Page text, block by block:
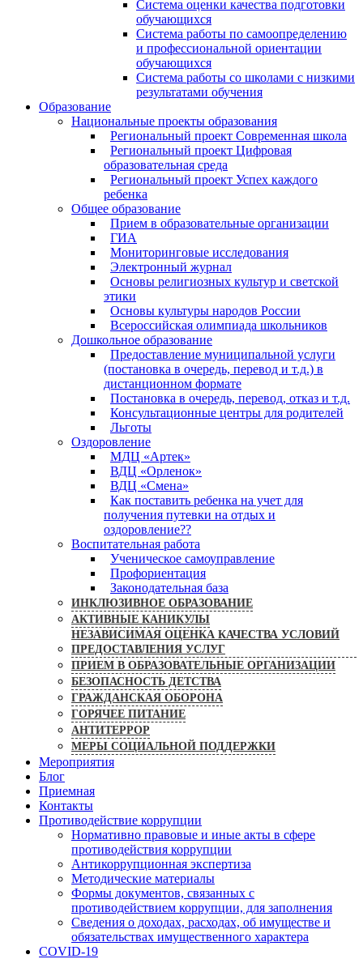
Система оценки качества подготовки
обучающихся
Система работы по самоопределению
и профессиональной ориентации
обучающихся
Система работы со школами с низкими
результатами обучения
Образование
Национальные проекты образования
Региональный проект Современная школа
Региональный проект Цифровая
образовательная среда
Региональный проект Успех каждого
ребенка
Общее образование
Прием в образовательные организации
ГИА
Мониторинговые исследования
Электронный журнал
Основы религиозных культур и светской
этики
Основы культуры народов России
Всероссийская олимпиада школьников
Дошкольное образование
Предоставление муниципальной услуги
(постановка в очередь, перевод и т.д.) в
дистанционном формате
Постановка в очередь, перевод, отказ и т.д.
Консультационные центры для родителей
Льготы
Оздоровление
МДЦ «Артек»
ВДЦ «Орленок»
ВДЦ «Смена»
Как поставить ребенка на учет для
получения путевки на отдых и
оздоровление??
Воспитательная работа
Ученическое самоуправление
Профориентация
Законодательная база
ИНКЛЮЗИВНОЕ ОБРАЗОВАНИЕ
АКТИВНЫЕ КАНИКУЛЫ
НЕЗАВИСИМАЯ ОЦЕНКА КАЧЕСТВА УСЛОВИЙ
ПРЕДОСТАВЛЕНИЯ УСЛУГ
ПРИЕМ В ОБРАЗОВАТЕЛЬНЫЕ ОРГАНИЗАЦИИ
БЕЗОПАСНОСТЬ ДЕТСТВА
ГРАЖДАНСКАЯ ОБОРОНА
ГОРЯЧЕЕ ПИТАНИЕ
АНТИТЕРРОР
МЕРЫ СОЦИАЛЬНОЙ ПОДДЕРЖКИ
Мероприятия
Блог
Приемная
Контакты
Противодействие коррупции
Нормативно правовые и иные акты в сфере
противодействия коррупции
Антикоррупционная экспертиза
Методические материалы
Формы документов, связанных с
противодействием коррупции, для заполнения
Сведения о доходах, расходах, об имуществе и
обязательствах имущественного характера
COVID-19